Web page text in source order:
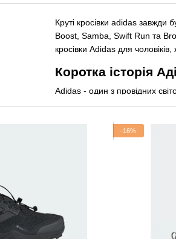
Круті кросівки adidas завжди
Boost, Samba, Swift Run та
кросівки Adidas для чоловіків,
Коротка історія
Adidas - один з провідних
проте у міру розвитку гри
1976 році не хто інший, як
середини 80-х їх
Adidas. Серед них великі
−16%